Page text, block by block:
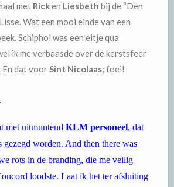
met Ricken Liesbeth bij de “Den
Wat een mooi einde van een
Schiphol was een eitje qua
ik me verbaasde over de kerstsfeer
En dat voorSint Nicolaas; foei!
met uitmuntend KLM personeel, dat
gezegd worden. And then there was
rots in de branding, die me veilig
loodste. Laat ik het ter afsluiting